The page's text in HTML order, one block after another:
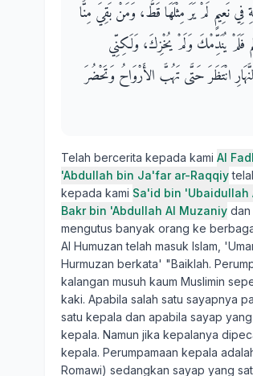
فِي نَعِيمٍ لَمْ يَرَ مِثْلَهَا قَطُّ، وَمَنْ بَقِيَ مِنَّا
فَلَمْ يُنَدِّمْكَ وَلَمْ يُخْزِكَ، وَلَكِنِّي
انْتَظَرَ حَتَّى تَهُبَّ الأَرْوَاحُ وَتَحْضُرَ
Telah bercerita kepada kami Al
'Abdullah bin Ja'far ar-Raqqiy
kepada kami Sa'id bin
Bakr bin 'Abdullah Al Muzaniy dan
mengutus banyak orang ke
Al Humuzan telah masuk Islam,
Hurmuzan berkata' "Baiklah.
kalangan musuh kaum Muslimin
kaki. Apabila salah satu sayapnya
satu kepala dan apabila sayap
kepala. Namun jika kepalanya
kepala. Perumpamaan kepala
Romawi) sedangkan sayap yang